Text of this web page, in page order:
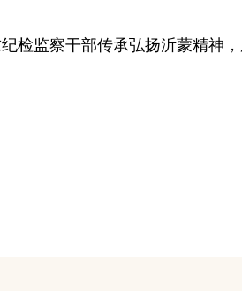
检监察干部传承弘扬沂蒙精神